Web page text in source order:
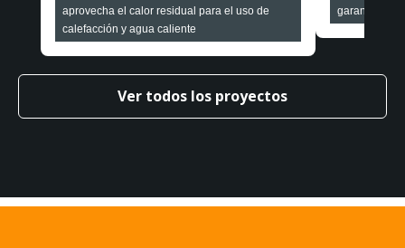
aprovecha el calor residual para el uso de
calefacción y agua caliente
garantiza
Ver todos los proyectos